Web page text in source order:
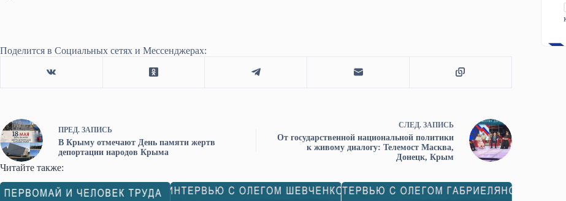
Поделится в Социальных сетях и Мессенджерах:
ПРЕД. ЗАПИСЬ
В Крыму отмечают День памяти жертв
депортации народов Крыма
СЛЕД. ЗАПИСЬ
От государственной национальной политики
к живому диалогу: Телемост Масква,
Донецк, Крым
Читайте также: